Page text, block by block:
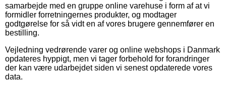
samarbejde med en gruppe online varehuse i form af at vi
formidler forretningernes produkter, og modtager
godtgørelse for så vidt en af vores brugere gennemfører en
bestilling.
Vejledning vedrørende varer og online webshops i Danmark
opdateres hyppigt, men vi tager forbehold for forandringer
der kan være udarbejdet siden vi senest opdaterede vores
data.